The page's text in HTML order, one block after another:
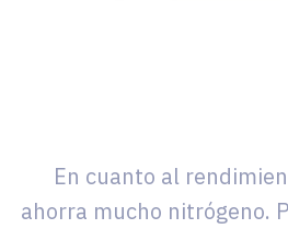
En cuanto al
ahorra mucho nitrógeno.